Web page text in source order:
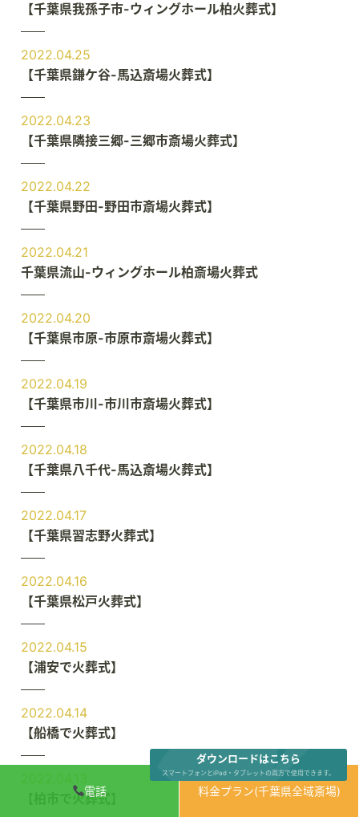
電話 料金プラン(千葉県全域斎場)
ダウンロードはこちら
スマートフォンとiPad・タブレットの両方で使用できます。
【千葉県我孫子市-ウィングホール柏火葬式】
2022.04.25
【千葉県鎌ケ谷-馬込斎場火葬式】
2022.04.23
【千葉県隣接三郷-三郷市斎場火葬式】
2022.04.22
【千葉県野田-野田市斎場火葬式】
2022.04.21
千葉県流山-ウィングホール柏斎場火葬式
2022.04.20
【千葉県市原-市原市斎場火葬式】
2022.04.19
【千葉県市川-市川市斎場火葬式】
2022.04.18
【千葉県八千代-馬込斎場火葬式】
2022.04.17
【千葉県習志野火葬式】
2022.04.16
【千葉県松戸火葬式】
2022.04.15
【浦安で火葬式】
2022.04.14
【船橋で火葬式】
【柏市で火葬式】